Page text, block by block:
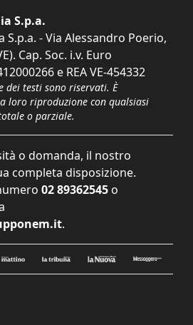
S.p.a.
- Via Alessandro Poerio,
Cap. Soc. i.v. Euro
e REA VE-454332
testi sono riservati. È
loro riproduzione con qualsiasi
o parziale.
o domanda, il nostro
completa disposizione.
02 89362545 o
.